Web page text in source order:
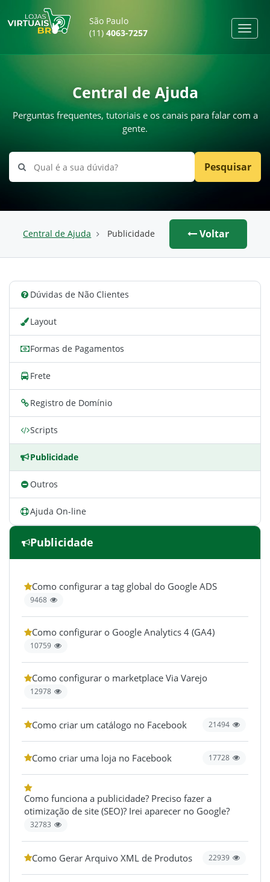
São Paulo
(11)4063-7257
Central de Ajuda
Perguntas frequentes, tutoriais e os canais para falar com a
gente.
Qual
a
Pesquisar
Central de Ajuda Publicidade Voltar
Dúvidas de Não Clientes
Layout
Formas de Pagamentos
Frete
Registro de Domínio
Scripts
Publicidade
Outros
Ajuda On-line
Publicidade
Como configurar a tag global do Google ADS
9468
Como configurar o Google Analytics 4 (GA4)
10759
Como configurar o marketplace Via Varejo
12978
Como criar um catálogo no Facebook 21494
Como criar uma loja no Facebook 17728
Como funciona a publicidade? Preciso fazer a
otimização de site (SEO)? Irei aparecer no Google?
32783
Como Gerar Arquivo XML de Produtos 22939